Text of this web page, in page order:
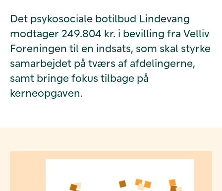
Det psykosociale botilbud Lindevang
modtager 249.804 kr. i bevilling fra Velliv
Foreningen til en indsats, som skal styrke
samarbejdet på tværs af afdelingerne,
samt bringe fokus tilbage på
kerneopgaven.